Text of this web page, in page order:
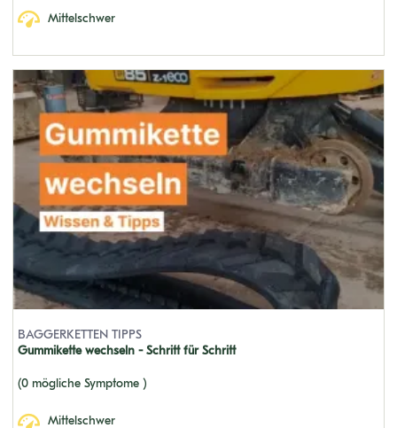
DX255 LC-5
DX350 LC-3
SOLAR 290 LC-V 646-1680
SOLAR 400 LC-III
DH10L
DX225 LC-5 1001-1261
SOLAR 55V RUBBER
DX180 LC-3
SOLAR 220 LC-V
DH120
Mittelschwer
BAGGERKETTEN TIPPS
Gummikette wechseln - Schritt für Schritt
(0 mögliche Symptome )
Mittelschwer